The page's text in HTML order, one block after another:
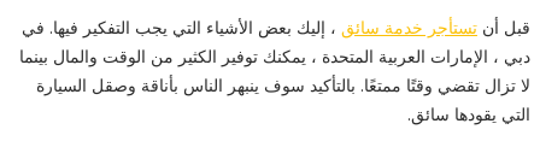
قبل أن تستأجر خدمة سائق ، إليك بعض الأشياء التي يجب التفكير فيها. في
دبي ، الإمارات العربية المتحدة ، يمكنك توفير الكثير من الوقت والمال بينما
لا تزال تقضي وقتًا ممتعًا. بالتأكيد سوف ينبهر الناس بأناقة وصقل السيارة
التي يقودها سائق.